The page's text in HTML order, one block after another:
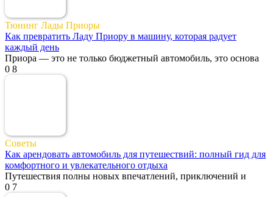
Тюнинг Лады Приоры
Как превратить Ладу Приору в машину, которая радует
каждый день
Приора — это не только бюджетный автомобиль, это основа
0 8
Советы
Как арендовать автомобиль для путешествий: полный гид для
комфортного и увлекательного отдыха
Путешествия полны новых впечатлений, приключений и
0 7